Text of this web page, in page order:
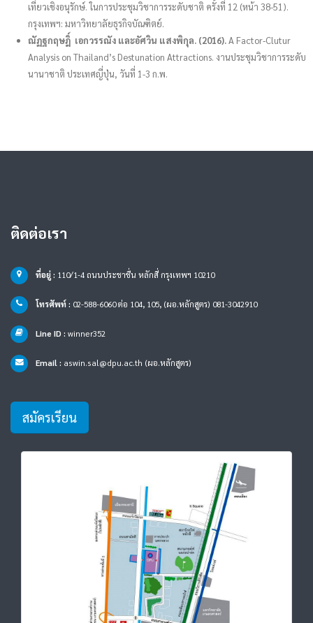
เที่ยวเชิงอนุรักษ์. ในการประชุมวิชาการระดับชาติ ครั้งที่ 12 (หน้า 38-51).
กรุงเทพฯ: มหาวิทยาลัยธุรกิจบัณฑิตย์.
ณัฏฐกฤษฎิ์ เอกวรรณัง และอัศวิน แสงพิกุล. (2016).A Factor-Clutur
Analysis on Thailand’s Destunation Attractions. งานประชุมวิชาการระดับ
นานาชาติ ประเทศญี่ปุ่น, วันที่ 1-3 ก.พ.
ติดต่อเรา
ที่อยู่ : 110/1-4 ถนนประชาชื่น หลักสี่ กรุงเทพฯ 10210
โทรศัพท์ : 02-588-6060 ต่อ 104, 105, (ผอ.หลักสูตร) 081-3042910
Line ID : winner352
Email : aswin.sal@dpu.ac.th (ผอ.หลักสูตร)
สมัครเรียน